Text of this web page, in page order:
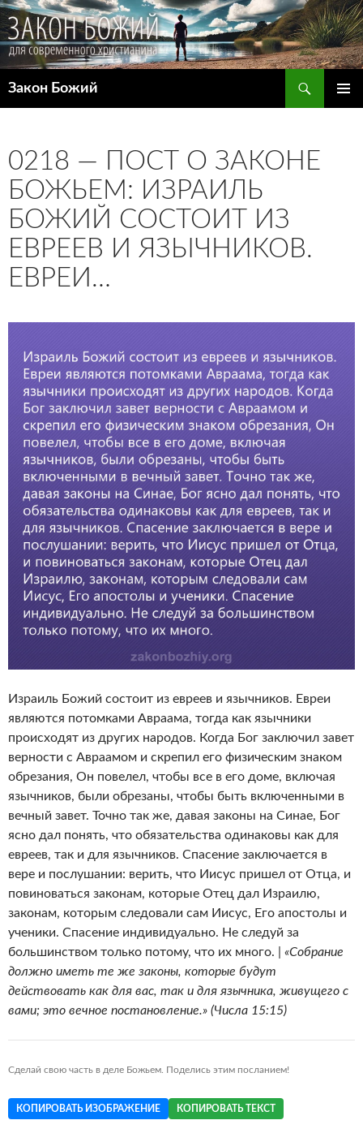
Закон Божий
0218 — ПОСТ О ЗАКОНЕ
БОЖЬЕМ: ИЗРАИЛЬ
БОЖИЙ СОСТОИТ ИЗ
ЕВРЕЕВ И ЯЗЫЧНИКОВ.
ЕВРЕИ…
Израиль Божий состоит из евреев и язычников. Евреи
являются потомками Авраама, тогда как язычники
происходят из других народов. Когда Бог заключил завет
верности с Авраамом и скрепил его физическим знаком
обрезания, Он повелел, чтобы все в его доме, включая
язычников, были обрезаны, чтобы быть включенными в
вечный завет. Точно так же, давая законы на Синае, Бог
ясно дал понять, что обязательства одинаковы как для
евреев, так и для язычников. Спасение заключается в
вере и послушании: верить, что Иисус пришел от Отца, и
повиноваться законам, которые Отец дал Израилю,
законам, которым следовали сам Иисус, Его апостолы и
ученики. Спасение индивидуально. Не следуй за
большинством только потому, что их много. | «Собрание
должно иметь те же законы, которые будут
действовать как для вас, так и для язычника, живущего с
вами; это вечное постановление.» (Числа 15:15)
Сделай свою часть в деле Божьем. Поделись этим посланием!
КОПИРОВАТЬ ИЗОБРАЖЕНИЕ КОПИРОВАТЬ ТЕКСТ